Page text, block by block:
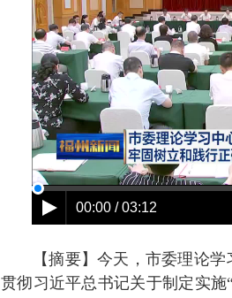
【摘要】今天，市委理论
贯彻习近平总书记关于制定实